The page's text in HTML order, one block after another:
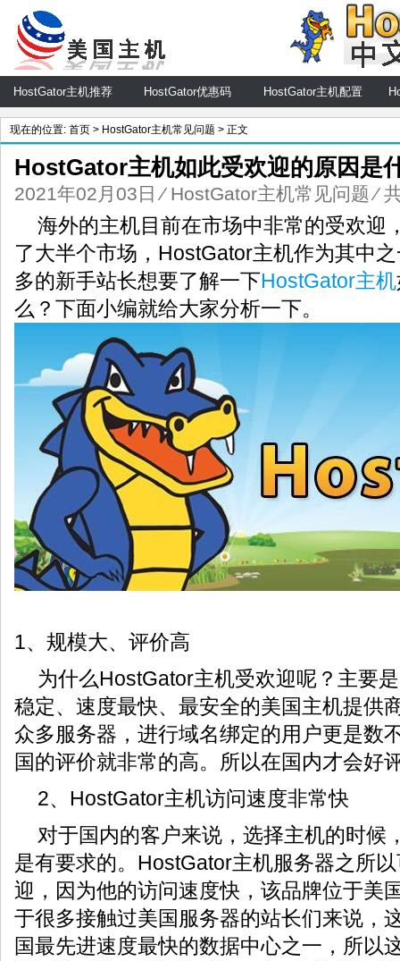
HostGator主机推荐 HostGator优惠码 HostGator主机配置
现在的位置: 首页 > HostGator主机常见问题 > 正文
HostGator主机如此受欢迎的原因是
2021年02月03日 ⁄ HostGator主机常见问题⁄
海外的主机目前在市场中非常的受欢迎
了大半个市场，HostGator主机作为其中
多的新手站长想要了解一下HostGator主机
么？下面小编就给大家分析一下。
1、规模大、评价高
为什么HostGator主机受欢迎呢？主要
稳定、速度最快、最安全的美国主机提供
众多服务器，进行域名绑定的用户更是数
国的评价就非常的高。所以在国内才会好
2、HostGator主机访问速度非常快
对于国内的客户来说，选择主机的时候
是有要求的。HostGator主机服务器之所
迎，因为他的访问速度快，该品牌位于美
于很多接触过美国服务器的站长们来说，
国最先进速度最快的数据中心之一，所以